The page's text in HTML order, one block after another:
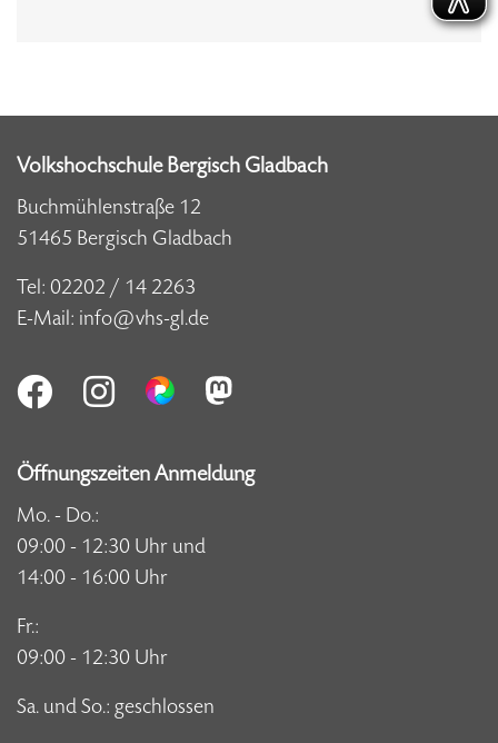
Volkshochschule Bergisch Gladbach
Buchmühlenstraße 12
51465 Bergisch Gladbach
Tel: 02202 / 14 2263
E-Mail: info@vhs-gl.de
Öffnungszeiten Anmeldung
Mo. - Do.:
09:00 - 12:30 Uhr und
14:00 - 16:00 Uhr
Fr.:
09:00 - 12:30 Uhr
Sa. und So.: geschlossen